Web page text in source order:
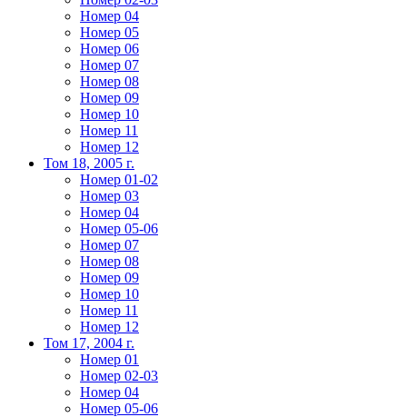
Номер 04
Номер 05
Номер 06
Номер 07
Номер 08
Номер 09
Номер 10
Номер 11
Номер 12
Том 18, 2005 г.
Номер 01-02
Номер 03
Номер 04
Номер 05-06
Номер 07
Номер 08
Номер 09
Номер 10
Номер 11
Номер 12
Том 17, 2004 г.
Номер 01
Номер 02-03
Номер 04
Номер 05-06